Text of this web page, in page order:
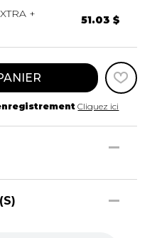
+
51.03 $
Cliquez ici